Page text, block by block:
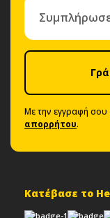
Με την εγγραφή
απορρήτου.
Κατέβασε το